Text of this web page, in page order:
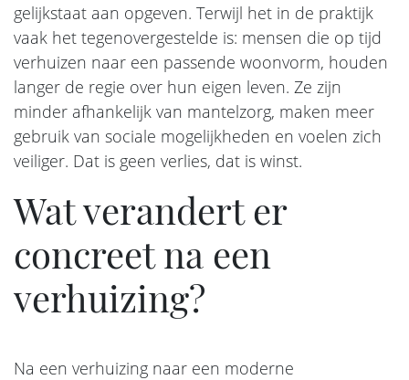
gelijkstaat aan opgeven. Terwijl het in de praktijk
vaak het tegenovergestelde is: mensen die op tijd
verhuizen naar een passende woonvorm, houden
langer de regie over hun eigen leven. Ze zijn
minder afhankelijk van mantelzorg, maken meer
gebruik van sociale mogelijkheden en voelen zich
veiliger. Dat is geen verlies, dat is winst.
Wat verandert er
concreet na een
verhuizing?
Na een verhuizing naar een moderne